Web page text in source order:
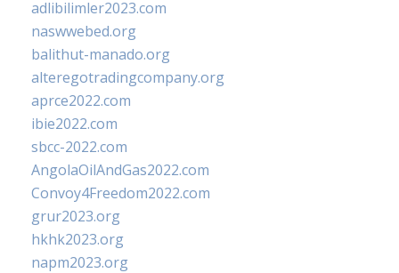
adlibilimler2023.com
naswwebed.org
balithut-manado.org
alteregotradingcompany.org
aprce2022.com
ibie2022.com
sbcc-2022.com
AngolaOilAndGas2022.com
Convoy4Freedom2022.com
grur2023.org
hkhk2023.org
napm2023.org